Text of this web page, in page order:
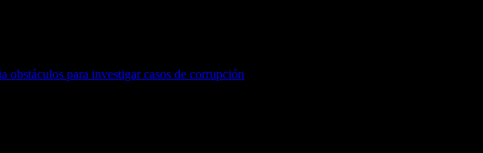
obstáculos para investigar casos de corrupción